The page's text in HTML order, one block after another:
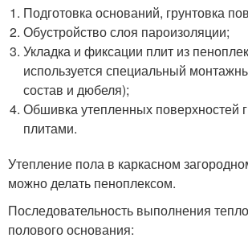
Подготовка оснований, грунтовка
Обустройство слоя пароизоляции;
Укладка и фиксации плит из
используется специальный
состав и дюбеля);
Обшивка утепленных поверхностей
плитами.
Утепление пола в каркасном
можно делать пеноплексом.
Последовательность выполнения
полового основания: